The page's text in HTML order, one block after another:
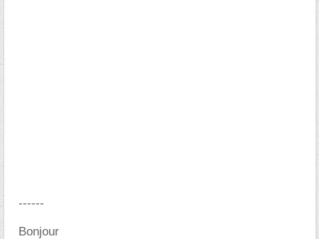
------
Bonjour